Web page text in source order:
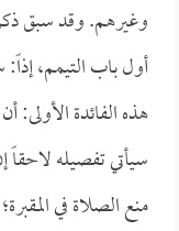
وغيرهم. وقد سبق
أول باب التيمم،
هذه الفائدة
سيأتي تفصيله لاحقاً
منع الصلاة في